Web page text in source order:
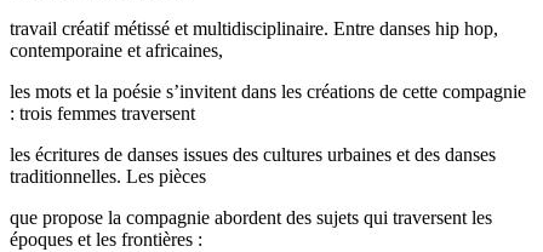
travail créatif métissé et multidisciplinaire. Entre danses hip hop,
contemporaine et africaines,
les mots et la poésie s’invitent dans les créations de cette compagnie
: trois femmes traversent
les écritures de danses issues des cultures urbaines et des danses
traditionnelles. Les pièces
que propose la compagnie abordent des sujets qui traversent les
époques et les frontières :